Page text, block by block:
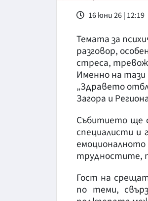
16 юни 26 | 12:19
Темата за
разговор,
стреса,
Именно на
„Здравето
Загора и
Събитието ще
специалисти и
трудностите,
Гост на
по теми,